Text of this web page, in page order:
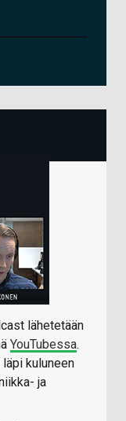
lähetetään
YouTubessa.
kuluneen
ja